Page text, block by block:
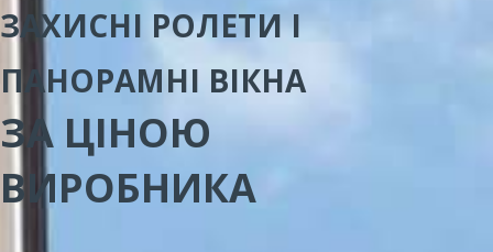
ЗАХИСНІ РОЛЕТИ І
ПАНОРАМНІ ВІКНА
ЗА ЦІНОЮ
ВИРОБНИКА